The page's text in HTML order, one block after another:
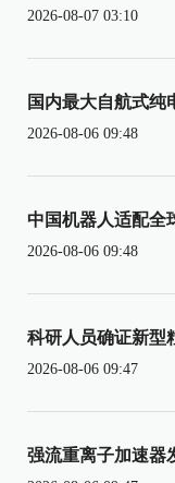
2026-08-07 03:10
国内最大自航式纯
2026-08-06 09:48
中国机器人适配全
2026-08-06 09:48
科研人员确证新型
2026-08-06 09:47
强流重离子加速器